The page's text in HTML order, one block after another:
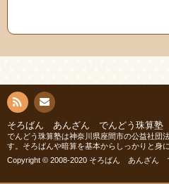
RSS 連絡
先
そろばん あんざん でんどう珠算塾
でんどう珠算塾は神奈川県座間市の公益社団
す。そろばんや暗算を基本からしっかりと身
Copyright © 2008-2020 そろばん あんざん